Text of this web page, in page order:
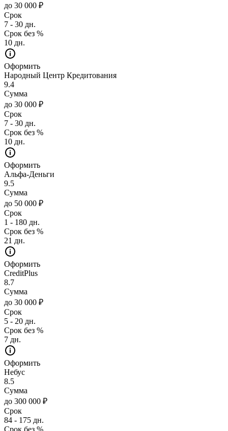
до 30 000 ₽
Срок
7 - 30 дн.
Срок без %
10 дн.
Оформить
Народный Центр Кредитования
9.4
Сумма
до 30 000 ₽
Срок
7 - 30 дн.
Срок без %
10 дн.
Оформить
Альфа-Деньги
9.5
Сумма
до 50 000 ₽
Срок
1 - 180 дн.
Срок без %
21 дн.
Оформить
CreditPlus
8.7
Сумма
до 30 000 ₽
Срок
5 - 20 дн.
Срок без %
7 дн.
Оформить
Небус
8.5
Сумма
до 300 000 ₽
Срок
84 - 175 дн.
Срок без %